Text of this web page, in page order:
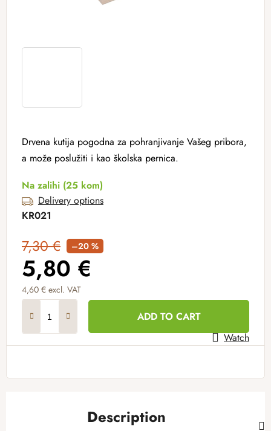
Drvena kutija pogodna za pohranjivanje Vašeg pribora,
a može poslužiti i kao školska pernica.
Na zalihi (25 kom)
Delivery options
KR021
7,30 € –20 %
5,80 €
4,60 € excl. VAT
ADD TO CART
Watch
Description